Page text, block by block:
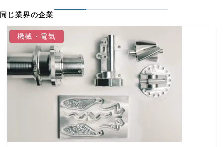
同じ業界の企業
機械・電気